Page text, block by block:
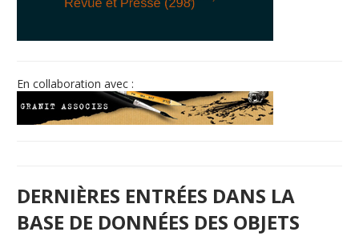
En collaboration avec :
DERNIÈRES ENTRÉES DANS LA
BASE DE DONNÉES DES OBJETS